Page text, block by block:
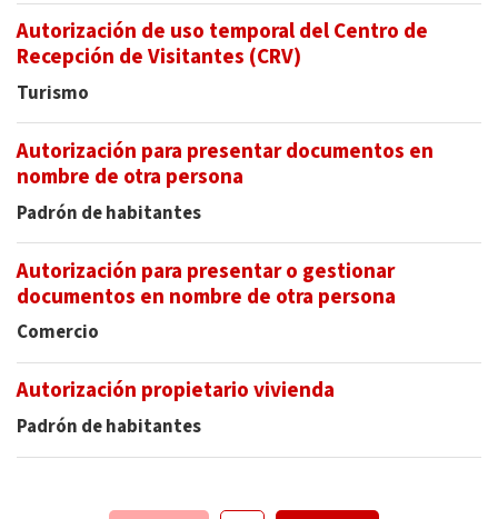
Autorización de uso temporal del Centro de
Recepción de Visitantes (CRV)
Turismo
Autorización para presentar documentos en
nombre de otra persona
Padrón de habitantes
Autorización para presentar o gestionar
documentos en nombre de otra persona
Comercio
Autorización propietario vivienda
Padrón de habitantes